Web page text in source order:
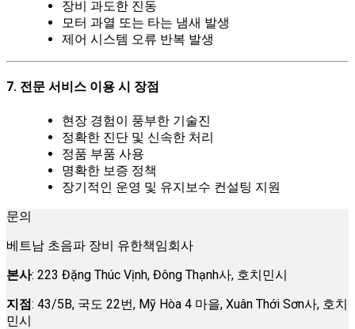
장비 과도한 진동
모터 과열 또는 타는 냄새 발생
제어 시스템 오류 반복 발생
7. 전문 서비스 이용 시 장점
현장 경험이 풍부한 기술진
정확한 진단 및 신속한 처리
정품 부품 사용
명확한 보증 정책
장기적인 운영 및 유지보수 컨설팅 지원
문의
베트남 초음파 장비 유한책임회사
본사: 223 Đặng Thúc Vịnh, Đông Thạnh사, 호치민시
지점: 43/5B, 국도 22번, Mỹ Hòa 4 마을, Xuân Thới Sơn사, 호치
민시